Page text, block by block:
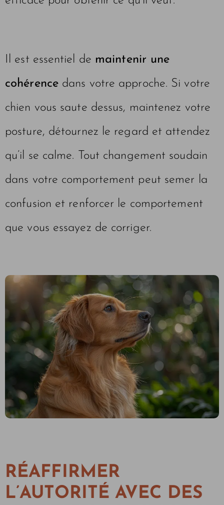
Il est essentiel de maintenir une
cohérencedans votre approche. Si votre
chien vous saute dessus, maintenez votre
posture, détournez le regard et attendez
qu’il se calme. Tout changement soudain
dans votre comportement peut semer la
confusion et renforcer le comportement
que vous essayez de corriger.
RÉAFFIRMER
L’AUTORITÉ AVEC DES